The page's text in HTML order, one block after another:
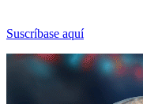
Suscríbase aquí